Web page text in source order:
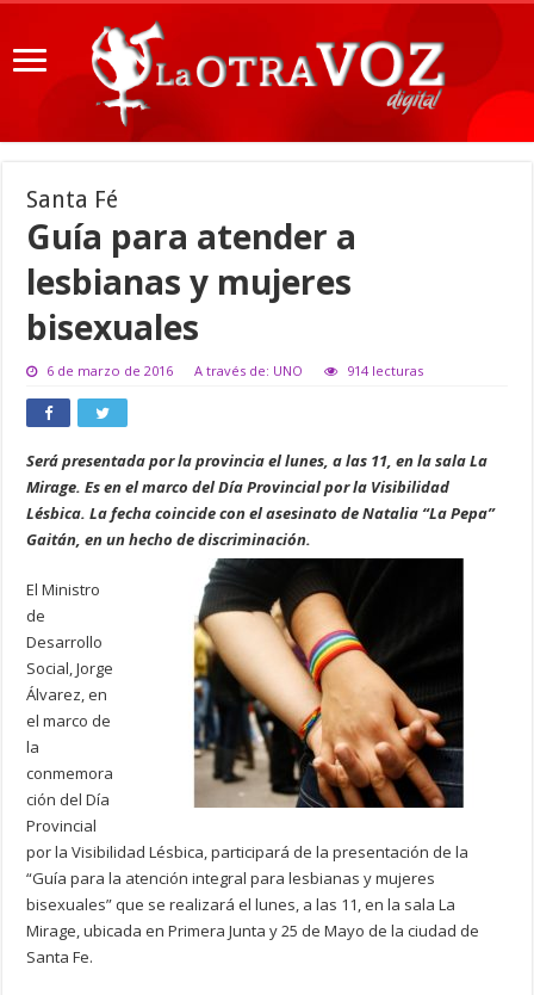
Santa Fé
Guía para atender a
lesbianas y mujeres
bisexuales
6 de marzo de 2016 A través de: UNO 914 lecturas
Será presentada por la provincia el lunes, a las 11, en la sala La
Mirage. Es en el marco del Día Provincial por la Visibilidad
Lésbica. La fecha coincide con el asesinato de Natalia “La Pepa”
Gaitán, en un hecho de discriminación.
El Ministro
de
Desarrollo
Social, Jorge
Álvarez, en
el marco de
la
conmemora
ción del Día
Provincial
por la Visibilidad Lésbica, participará de la presentación de la
“Guía para la atención integral para lesbianas y mujeres
bisexuales” que se realizará el lunes, a las 11, en la sala La
Mirage, ubicada en Primera Junta y 25 de Mayo de la ciudad de
Santa Fe.